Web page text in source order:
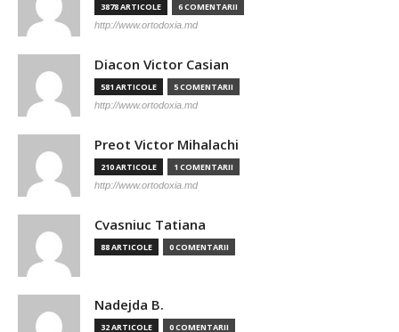
3878 ARTICOLE 6 COMENTARII
http://www.ortodoxia.md
Diacon Victor Casian
581 ARTICOLE 5 COMENTARII
http://www.ortodoxia.md
Preot Victor Mihalachi
210 ARTICOLE 1 COMENTARII
http://www.ortodoxia.md
Cvasniuc Tatiana
88 ARTICOLE 0 COMENTARII
Nadejda B.
32 ARTICOLE 0 COMENTARII